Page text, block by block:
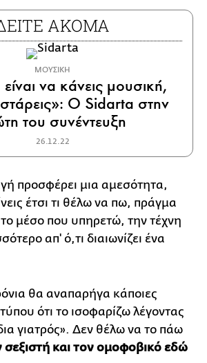
ΑΚΟΜΑ
ΜΟΥΣΙΚΗ
να κάνεις μουσική,
Ο Sidarta στην
του συνέντευξη
26.12.22
προσφέρει μια αμεσότητα,
έτσι τι θέλω να πω, πράγμα
μέσο που υπηρετώ, την τέχνη
απ' ό,τι διαιωνίζει ένα
θα αναπαρήγα κάποιες
ότι το ισοφαρίζω λέγοντας
γιατρός». Δεν θέλω να το πάω
και τον ομοφοβικό εδώ